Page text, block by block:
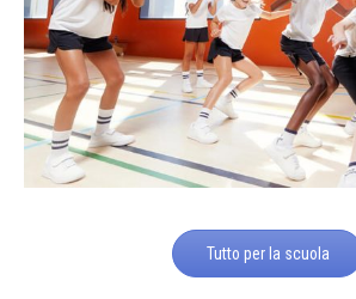
Tutto per la scuola